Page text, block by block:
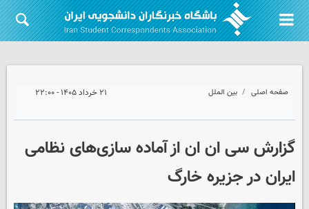
صفحه اصلی بین الملل ۲۱ خرداد ۱۴۰۵ - ۲۲:۰۰
گزارش سی ان ان از آماده سازی‌های نظامی
ایران در جزیره خارگ